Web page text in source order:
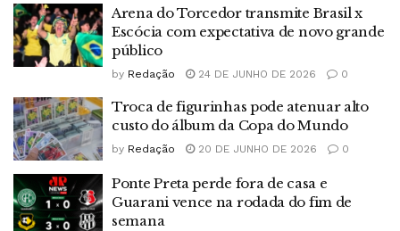
Arena do Torcedor transmite Brasil x
Escócia com expectativa de novo grande
público
by Redação 24 DE JUNHO DE 2026 0
Troca de figurinhas pode atenuar alto
custo do álbum da Copa do Mundo
by Redação 20 DE JUNHO DE 2026 0
Ponte Preta perde fora de casa e
Guarani vence na rodada do fim de
semana